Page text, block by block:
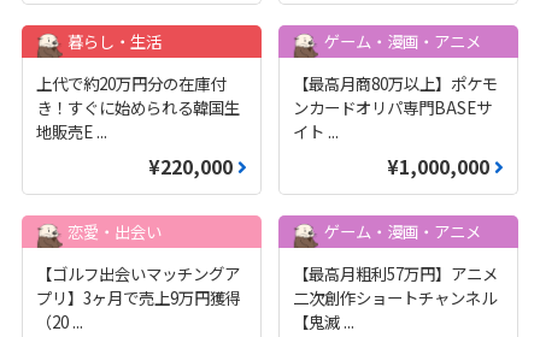
暮らし・生活
上代で約20万円分の在庫付
き！すぐに始められる韓国生
地販売E ...
¥220,000
ゲーム・漫画・アニメ
【最高月商80万以上】ポケモ
ンカードオリパ専門BASEサ
イト ...
¥1,000,000
恋愛・出会い
【ゴルフ出会いマッチングア
プリ】3ヶ月で売上9万円獲得
（20 ...
ゲーム・漫画・アニメ
【最高月粗利57万円】アニメ
二次創作ショートチャンネル
【鬼滅 ...